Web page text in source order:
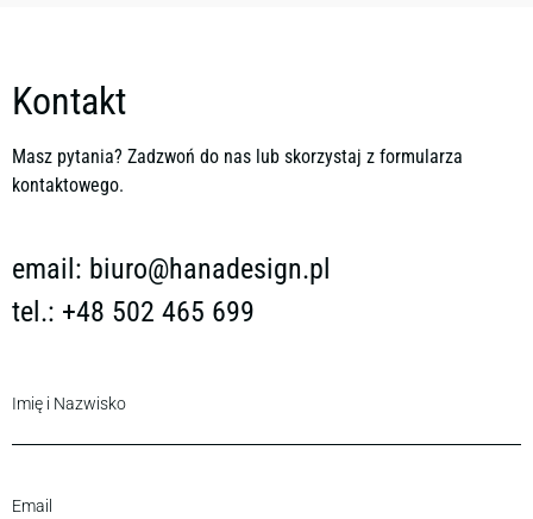
Kontakt
Masz pytania? Zadzwoń do nas lub skorzystaj z formularza
kontaktowego.
email: biuro@hanadesign.pl
tel.: +48 502 465 699